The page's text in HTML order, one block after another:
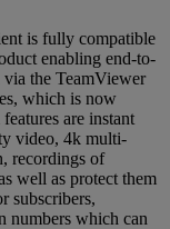
is fully compatible
enabling end-to-
the TeamViewer
which is now
are instant
video, 4k multi-
recordings of
well as protect them
subscribers,
numbers which can